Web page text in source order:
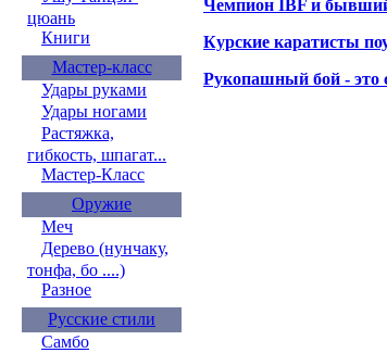
цюань
Книги
Мастер-класс
Удары руками
Удары ногами
Растяжка,
гибкость, шпагат...
Мастер-Класс
Оружие
Меч
Дерево (нунчаку,
тонфа, бо ....)
Разное
Русские стили
Самбо
Чемпион IBF и бывший
Курские каратисты
Рукопашный бой - это